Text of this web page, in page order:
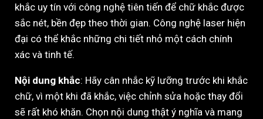
khắc uy tín với công nghệ tiên tiến để chữ khắc được
sắc nét, bền đẹp theo thời gian. Công nghệ laser hiện
đại có thể khắc những chi tiết nhỏ một cách chính
xác và tinh tế.
Nội dung khắc: Hãy cân nhắc kỹ lưỡng trước khi khắc
chữ, vì một khi đã khắc, việc chỉnh sửa hoặc thay đổi
sẽ rất khó khăn. Chọn nội dung thật ý nghĩa và mang